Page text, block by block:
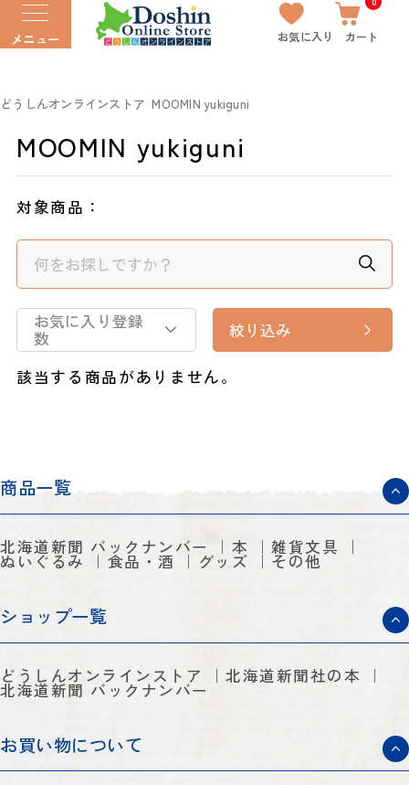
メニュー お気に入り カート
どうしんオンラインストア MOOMIN yukiguni
MOOMIN yukiguni
対象商品：
お気に入り登録
数 絞り込み
該当する商品がありません。
商品一覧
北海道新聞 バックナンバー 本 雑貨文具
ぬいぐるみ 食品・酒 グッズ その他
ショップ一覧
どうしんオンラインストア 北海道新聞社の本
北海道新聞 バックナンバー
お買い物について